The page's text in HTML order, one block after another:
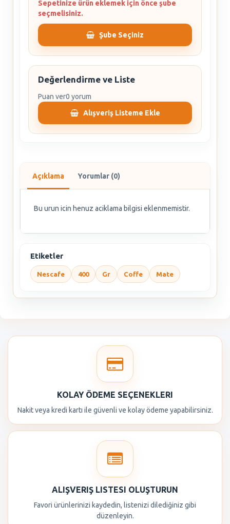
Sepetinize ürün eklemek için önce şube
seçmelisiniz.
Şube Seçiniz
Değerlendirme ve Liste
Puan ver0 yorum
Alışveriş Listeme Ekle
Açıklama Yorumlar (0)
Bu urun icin henuz aciklama bilgisi eklenmemistir.
Etiketler
Nescafe 400 Gr Coffe Mate
KOLAY ÖDEME SEÇENEKLERI
Nakit veya kredi kartı ile güvenli ve kolay ödeme yapabilirsiniz.
ALIŞVERIŞ LISTESI OLUŞTURUN
Favori ürünlerinizi kaydedin, listenizi dilediğiniz gibi
düzenleyin.